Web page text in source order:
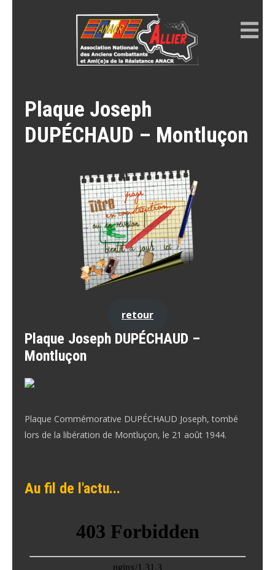
Plaque Joseph
DUPÉCHAUD – Montluçon
retour
Plaque Joseph DUPÉCHAUD –
Montluçon
Plaque Commémorative DUPÉCHAUD Joseph, tombé
lors de la libération de Montluçon, le 21 août 1944.
Au fil de l'actu...